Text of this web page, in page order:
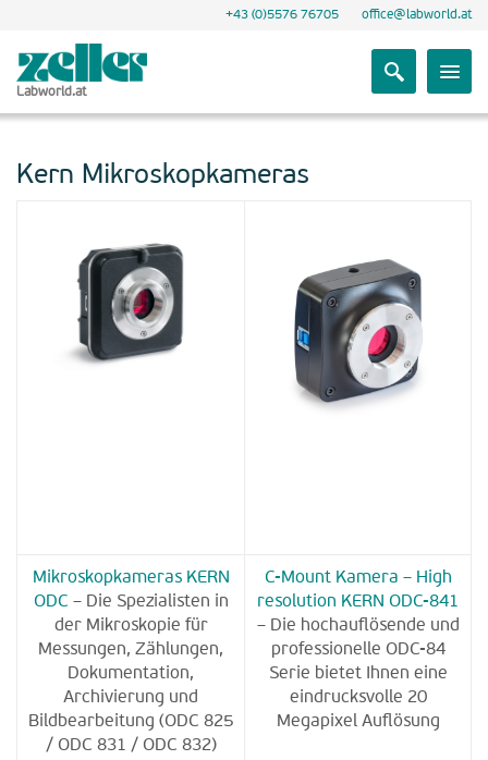
+43 (0)5576 76705 office@labworld.at
Labworld.at
Kern Mikroskopkameras
Mikroskopkameras KERN
ODC – Die Spezialisten in
der Mikroskopie für
Messungen, Zählungen,
Dokumentation,
Archivierung und
Bildbearbeitung (ODC 825
/ ODC 831 / ODC 832)
C-Mount Kamera – High
resolution KERN ODC-841
– Die hochauflösende und
professionelle ODC-84
Serie bietet Ihnen eine
eindrucksvolle 20
Megapixel Auflösung